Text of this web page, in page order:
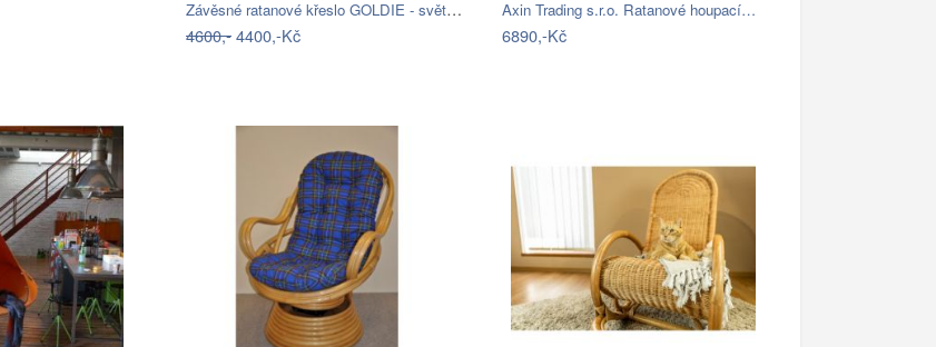
Závěsné ratanové křeslo GOLDIE - světlý…
4600,-4400,-Kč
Axin Trading s.r.o. Ratanové houpací…
6890,-Kč